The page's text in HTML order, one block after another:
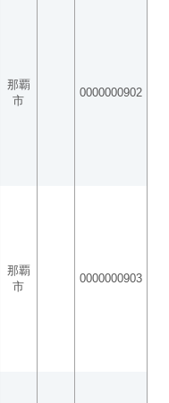
那覇
市
0000000902
那覇
市
0000000903